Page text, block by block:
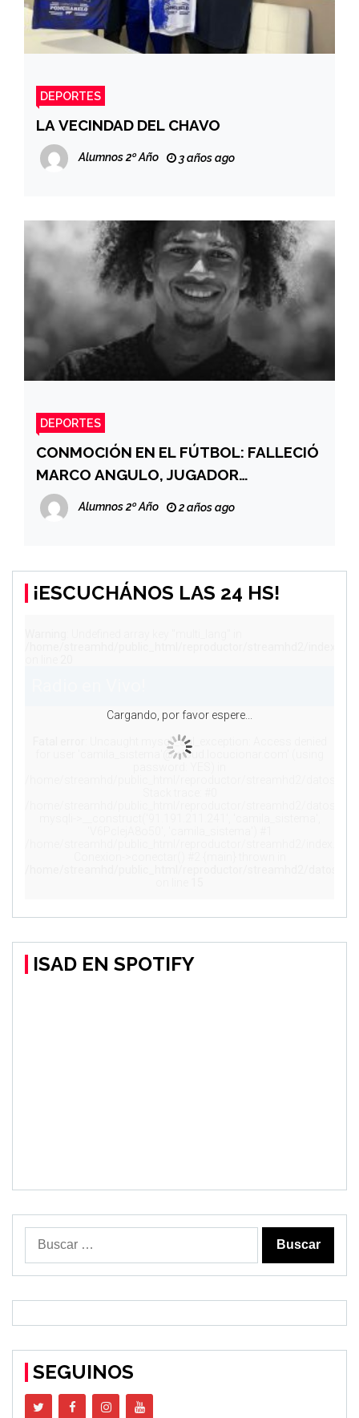
DEPORTES
LA VECINDAD DEL CHAVO
Alumnos 2º Año 3 años ago
DEPORTES
CONMOCIÓN EN EL FÚTBOL: FALLECIÓ
MARCO ANGULO, JUGADOR
ECUATORIANO
Alumnos 2º Año 2 años ago
¡ESCUCHÁNOS LAS 24 HS!
ISAD EN SPOTIFY
SEGUINOS